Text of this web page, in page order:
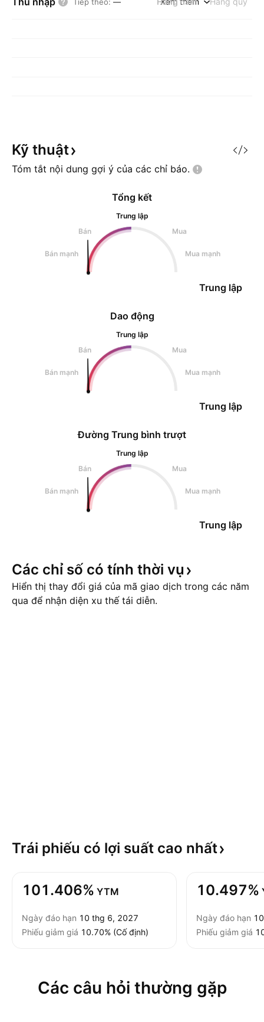
Kỹ thuật
Tóm tắt nội dung gợi ý của các chỉ báo.
Dao động
Trung lập
Bán
Mua
Bán mạnh Mua mạnh
Trung lập
Tổng kết
Trung lập
Bán
Mua
Bán mạnh Mua mạnh
Trung lập
Đường Trung bình trượt
Trung lập
Bán
Mua
Bán mạnh Mua mạnh
Trung lập
Các chỉ số có tính thời vụ
Hiển thị thay đổi giá của mã giao dịch trong các năm
qua để nhận diện xu thế tái diễn.
Trái phiếu có lợi suất cao nhất
101.406% YTM
Ngày đáo hạn 10 thg 6, 2027
Phiếu giảm giá 10.70% (Cố định)
10.497%
Ngày đáo hạn
Phiếu giảm giá
Các câu hỏi thường gặp